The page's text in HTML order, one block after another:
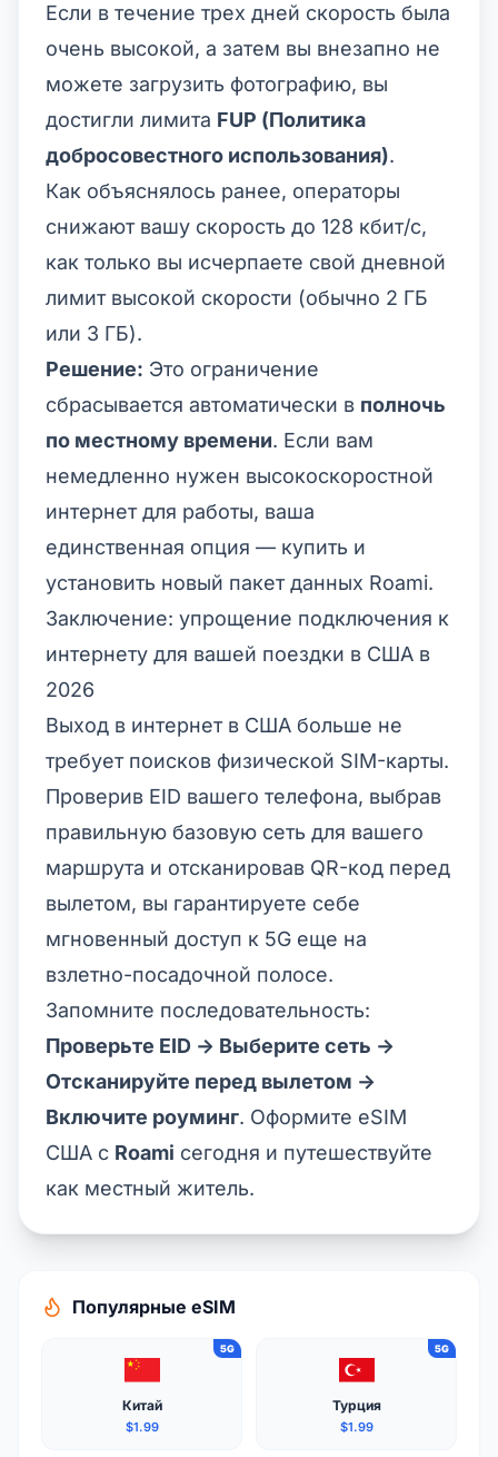
Если в течение трех дней скорость была
очень высокой, а затем вы внезапно не
можете загрузить фотографию, вы
достигли лимита FUP (Политика
добросовестного использования).
Как объяснялось ранее, операторы
снижают вашу скорость до 128 кбит/с,
как только вы исчерпаете свой дневной
лимит высокой скорости (обычно 2 ГБ
или 3 ГБ).
Решение: Это ограничение
сбрасывается автоматически в полночь
по местному времени. Если вам
немедленно нужен высокоскоростной
интернет для работы, ваша
единственная опция — купить и
установить новый пакет данных Roami.
Заключение: упрощение подключения к
интернету для вашей поездки в США в
2026
Выход в интернет в США больше не
требует поисков физической SIM-карты.
Проверив EID вашего телефона, выбрав
правильную базовую сеть для вашего
маршрута и отсканировав QR-код перед
вылетом, вы гарантируете себе
мгновенный доступ к 5G еще на
взлетно-посадочной полосе.
Запомните последовательность:
Проверьте EID -> Выберите сеть ->
Отсканируйте перед вылетом ->
Включите роуминг. Оформите eSIM
США с Roami сегодня и путешествуйте
как местный житель.
Популярные eSIM
5G
Китай
$1.99
5G
Турция
$1.99